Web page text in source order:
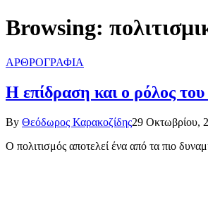
Browsing:
ΑΡΘΡΟΓΡΑΦΙΑ
By Θεόδωρος Καρακοζίδης29 Οκτωβρίου,
Ο πολιτισμός αποτελεί ένα από τα πιο